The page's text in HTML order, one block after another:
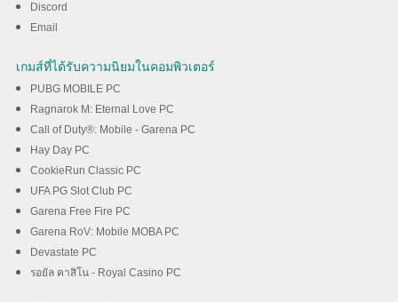
Discord
Email
เกมส์ที่ได้รับความนิยมในคอมพิวเตอร์
PUBG MOBILE PC
Ragnarok M: Eternal Love PC
Call of Duty®: Mobile - Garena PC
Hay Day PC
CookieRun Classic PC
UFA PG Slot Club PC
Garena Free Fire PC
Garena RoV: Mobile MOBA PC
Devastate PC
รอยัล คาสิโน - Royal Casino PC